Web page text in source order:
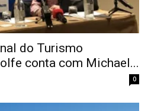
do Turismo
conta com Michael...
0